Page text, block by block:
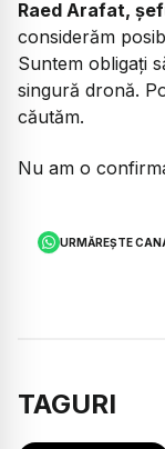
Raed Arafat,
considerăm
Suntem obligați
singură dronă.
căutăm.
Nu am o
URMĂREȘTE
TAGURI